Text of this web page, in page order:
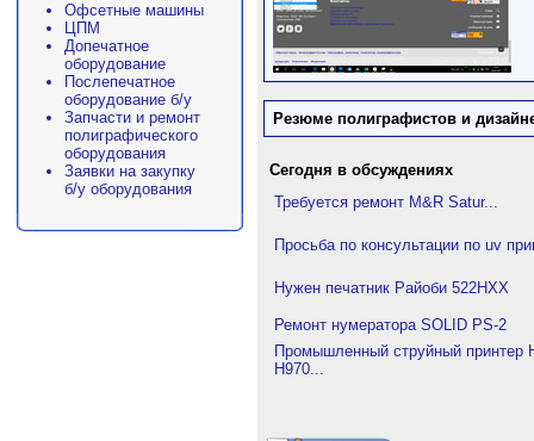
Офсетные машины
ЦПМ
Допечатное
оборудование
Послепечатное
оборудование б/у
Запчасти и ремонт
полиграфического
оборудования
Заявки на закупку
б/у оборудования
Резюме полиграфистов и
Сегодня в обсуждениях
Требуется ремонт M&R Satur...
Просьба по консультации по uv
Нужен печатник Райоби 522HXX
Ремонт нумератора SOLID PS-2
Промышленный струйный принтер
H970...